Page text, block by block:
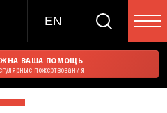
EN
ВАША ПОМОЩЬ
пожертвования